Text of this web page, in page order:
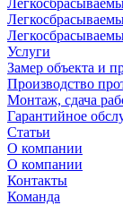
Услуги
Замер объекта и
Производство
Монтаж, сдача
Гарантийное
Статьи
О компании
О компании
Контакты
Команда